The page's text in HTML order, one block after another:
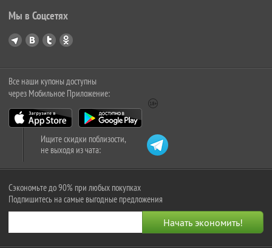
Мы в Соцсетях
Все наши купоны доступны
через Мобильное Приложение:
Ищите скидки поблизости,
не выходя из чата:
Сэкономьте до 90% при любых покупках
Подпишитесь на самые выгодные предложения